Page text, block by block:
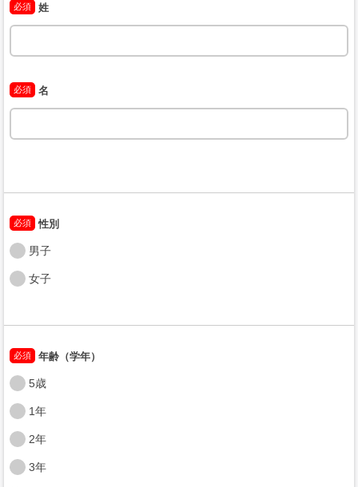
必須 姓
必須 名
必須 性別
男子
女子
必須 年齢（学年）
5歳
1年
2年
3年